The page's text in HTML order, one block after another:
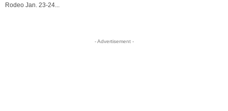
Rodeo Jan. 23-24...
- Advertisement -